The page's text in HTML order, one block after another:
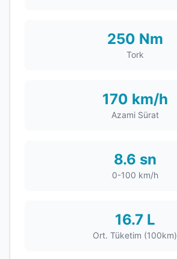
250 Nm
Tork
170 km/h
Azami Sürat
8.6 sn
0-100 km/h
16.7 L
Ort. Tüketim (100km)